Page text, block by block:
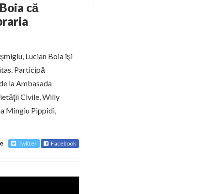
că
Lucian Boia îşi
Participă
la Ambasada
Civile, Willy
Mingiu Pippidi,
Twitter Facebook